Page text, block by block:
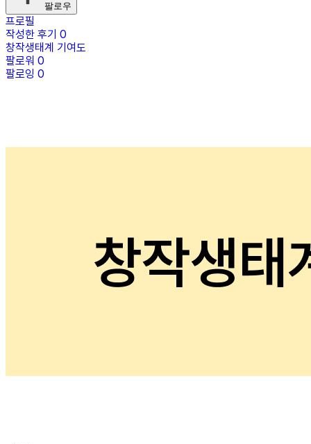
팔로우
프로필
작성한 후기 0
창작생태계 기여도
팔로워 0
팔로잉 0